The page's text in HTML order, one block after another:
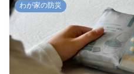
わが家の防災